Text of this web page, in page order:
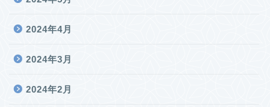
2024年4月
2024年3月
2024年2月